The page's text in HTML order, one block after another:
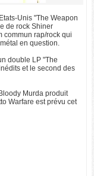
Unis "The Weapon
de rock Shiner
commun rap/rock qui
en question.
double LP "The
et le second des
Murda produit
Warfare est prévu cet